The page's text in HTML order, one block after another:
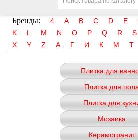
Бренды: 4 A B C D E
K
L M N O P Q R S
X
Y Z А Г И К М Т
Плитка для
Плитка для пола
Плитка для
Мозаика
Керамогранит